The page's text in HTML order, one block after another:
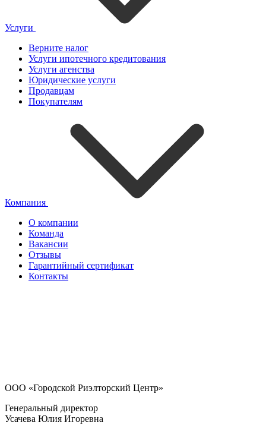
Услуги
Верните налог
Услуги ипотечного кредитования
Услуги агенства
Юридические услуги
Продавцам
Покупателям
Компания
О компании
Команда
Вакансии
Отзывы
Гарантийный сертификат
Контакты
ООО «Городской Риэлторский Центр»
Генеральный директор
Усачева Юлия Игоревна